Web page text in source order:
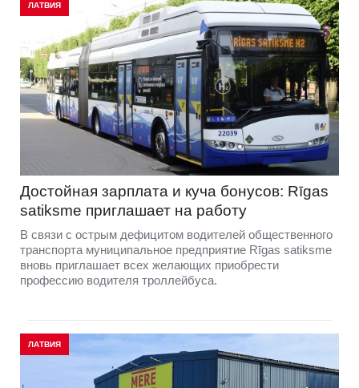
ЛАТВИЯ
Достойная зарплата и куча бонусов: Rīgas
satiksme приглашает на работу
В связи с острым дефицитом водителей общественного
транспорта муниципальное предприятие Rīgas satiksme
вновь приглашает всех желающих приобрести
профессию водителя троллейбуса.
ЛАТВИЯ